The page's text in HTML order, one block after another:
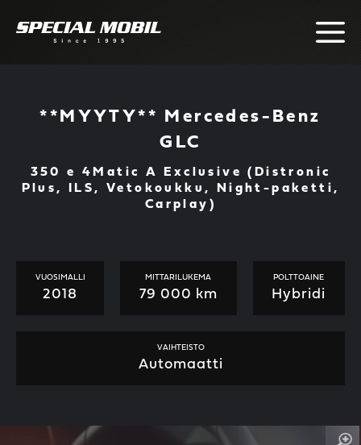
**MYYTY** Mercedes-Benz
GLC
350 e 4Matic A Exclusive (Distronic
Plus, ILS, Vetokoukku, Night-paketti,
Carplay)
VUOSIMALLI
2018
MITTARILUKEMA
79 000 km
POLTTOAINE
Hybridi
VAIHTEISTO
Automaatti